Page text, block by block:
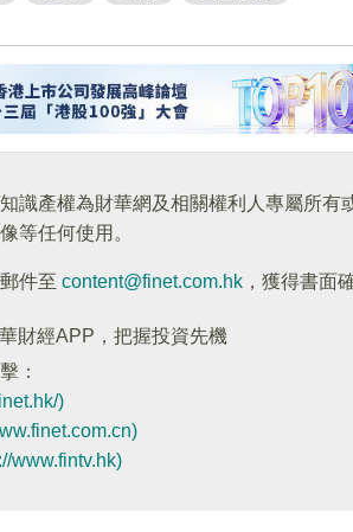
識產權為財華網及相關權利人專屬所有
等任何使用。
件至 content@finet.com.hk ，獲得書面
財經APP，把握投資先機
：
)
www.fintv.hk)